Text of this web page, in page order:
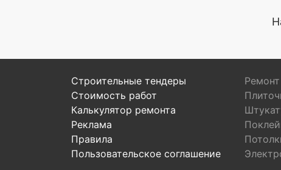
Строительные тендеры
Стоимость работ
Калькулятор ремонта
Реклама
Правила
Пользовательское соглашение